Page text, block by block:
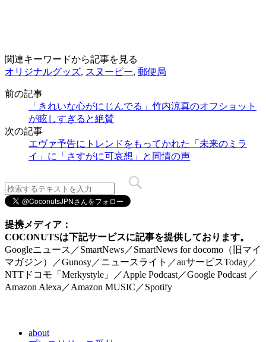
関連キーワードから記事を見る
オリジナルグッズ, スヌーピー, 郵便局
前の記事
「きれいな心がにじんでる」竹内涼真のオフショット
が眩しすぎると絶賛
次の記事
エヴァ予告にトレンドをもってかれた「未来のミラ
イ」に「さすがに可哀想」と同情の声
提携メディア：
COCONUTSは下記サービスに記事を提供しております。
Googleニュース／SmartNews／SmartNews for docomo（旧マイ
マガジン）／Gunosy／ニュースライト／auサービスToday／
NTTドコモ「Merkystyle」／Apple Podcast／Google Podcast ／
Amazon Alexa／Amazon MUSIC／Spotify
about